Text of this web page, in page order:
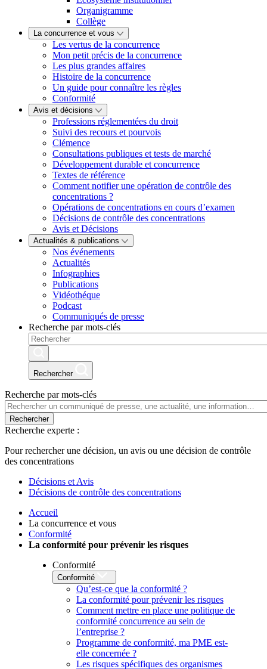
Organigramme
Collège
La concurrence et vous
Les vertus de la concurrence
Mon petit précis de la concurrence
Les plus grandes affaires
Histoire de la concurrence
Un guide pour connaître les règles
Conformité
Avis et décisions
Professions réglementées du droit
Suivi des recours et pourvois
Clémence
Consultations publiques et tests de marché
Développement durable et concurrence
Textes de référence
Comment notifier une opération de contrôle des
concentrations ?
Opérations de concentrations en cours d’examen
Décisions de contrôle des concentrations
Avis et Décisions
Actualités & publications
Nos événements
Actualités
Infographies
Publications
Vidéothéque
Podcast
Communiqués de presse
Recherche par mots-clés
Rechercher
Recherche par mots-clés
Rechercher
Recherche experte :
Pour rechercher une décision, un avis ou une décision de contrôle
des concentrations
Décisions et Avis
Décisions de contrôle des concentrations
Accueil
La concurrence et vous
Conformité
La conformité pour prévenir les risques
Conformité
Conformité
Qu’est-ce que la conformité ?
La conformité pour prévenir les risques
Comment mettre en place une politique de
conformité concurrence au sein de
l’entreprise ?
Programme de conformité, ma PME est-
elle concernée ?
Les risques spécifiques des organismes